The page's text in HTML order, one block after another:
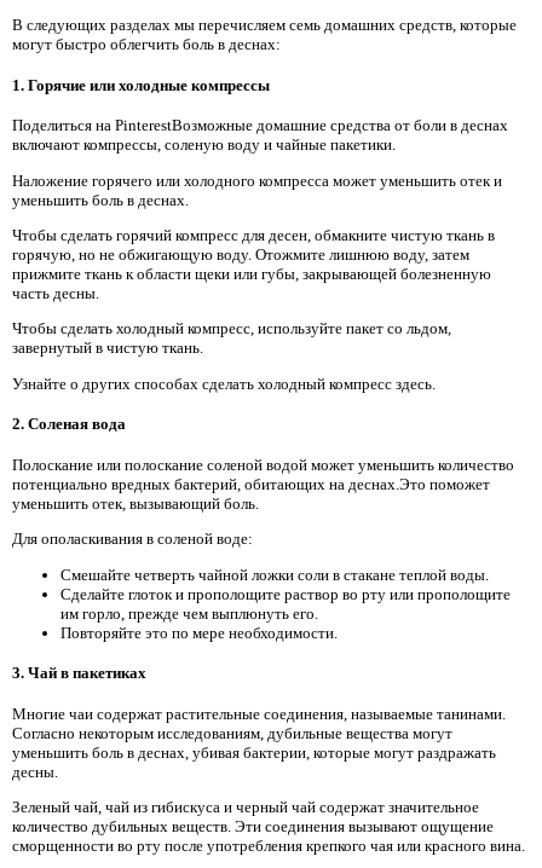
В следующих разделах мы перечисляем семь домашних средств, которые
могут быстро облегчить боль в деснах:
1. Горячие или холодные компрессы
Поделиться на PinterestВозможные домашние средства от боли в деснах
включают компрессы, соленую воду и чайные пакетики.
Наложение горячего или холодного компресса может уменьшить отек и
уменьшить боль в деснах.
Чтобы сделать горячий компресс для десен, обмакните чистую ткань в
горячую, но не обжигающую воду. Отожмите лишнюю воду, затем
прижмите ткань к области щеки или губы, закрывающей болезненную
часть десны.
Чтобы сделать холодный компресс, используйте пакет со льдом,
завернутый в чистую ткань.
Узнайте о других способах сделать холодный компресс здесь.
2. Соленая вода
Полоскание или полоскание соленой водой может уменьшить количество
потенциально вредных бактерий, обитающих на деснах.Это поможет
уменьшить отек, вызывающий боль.
Для ополаскивания в соленой воде:
Смешайте четверть чайной ложки соли в стакане теплой воды.
Сделайте глоток и прополощите раствор во рту или прополощите
им горло, прежде чем выплюнуть его.
Повторяйте это по мере необходимости.
3. Чай в пакетиках
Многие чаи содержат растительные соединения, называемые танинами.
Согласно некоторым исследованиям, дубильные вещества могут
уменьшить боль в деснах, убивая бактерии, которые могут раздражать
десны.
Зеленый чай, чай из гибискуса и черный чай содержат значительное
количество дубильных веществ. Эти соединения вызывают ощущение
сморщенности во рту после употребления крепкого чая или красного вина.